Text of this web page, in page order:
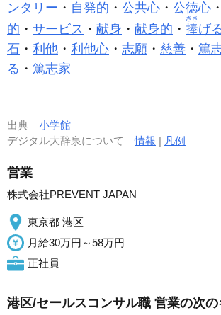
ンタリー ・ 自発的 ・ 公共心 ・ 公徳心 ・
的 ・ サービス ・ 献身 ・ 献身的 ・ 捧
ささ
げ
石 ・ 利他 ・ 利他心 ・ 志願 ・ 慈善 ・ 篤
る ・ 篤志家
出典 小学館
デジタル大辞泉について情報 | 凡例
営業
株式会社PREVENT JAPAN
東京都 港区
月給30万円～58万円
正社員
港区/セールスコンサル職 営業の次